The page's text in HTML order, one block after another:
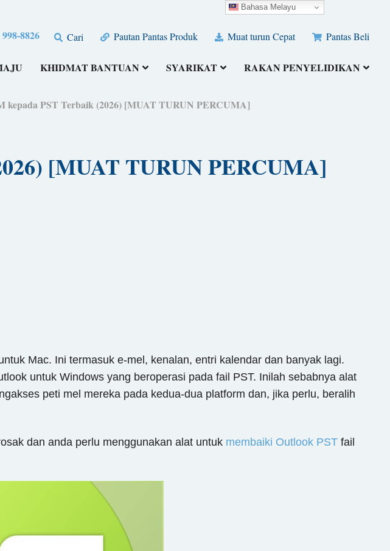
8826 Cari Pautan Pantas Produk Muat turun Cepat Pantas Beli
KHIDMAT BANTUAN SYARIKAT RAKAN PENYELIDIKAN
kepada PST Terbaik (2026) [MUAT TURUN PERCUMA]
[MUAT TURUN PERCUMA]
Mac. Ini termasuk e-mel, kenalan, entri kalendar dan banyak lagi.
untuk Windows yang beroperasi pada fail PST. Inilah sebabnya alat
peti mel mereka pada kedua-dua platform dan, jika perlu, beralih
dan anda perlu menggunakan alat untuk membaiki Outlook PSTfail
Bahasa Melayu